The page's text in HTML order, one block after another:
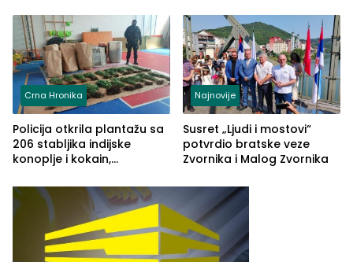
Crna Hronika
Policija otkrila plantažu sa
206 stabljika indijske
konoplje i kokain,
(FOTO)
Najnovije
Susret „Ljudi i mostovi“
potvrdio bratske veze
Zvornika i Malog Zvornika